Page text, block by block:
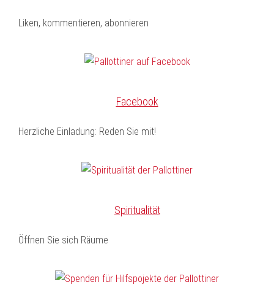
Liken, kommentieren, abonnieren
Facebook
Herzliche Einladung: Reden Sie mit!
Spiritualität
Öffnen Sie sich Räume